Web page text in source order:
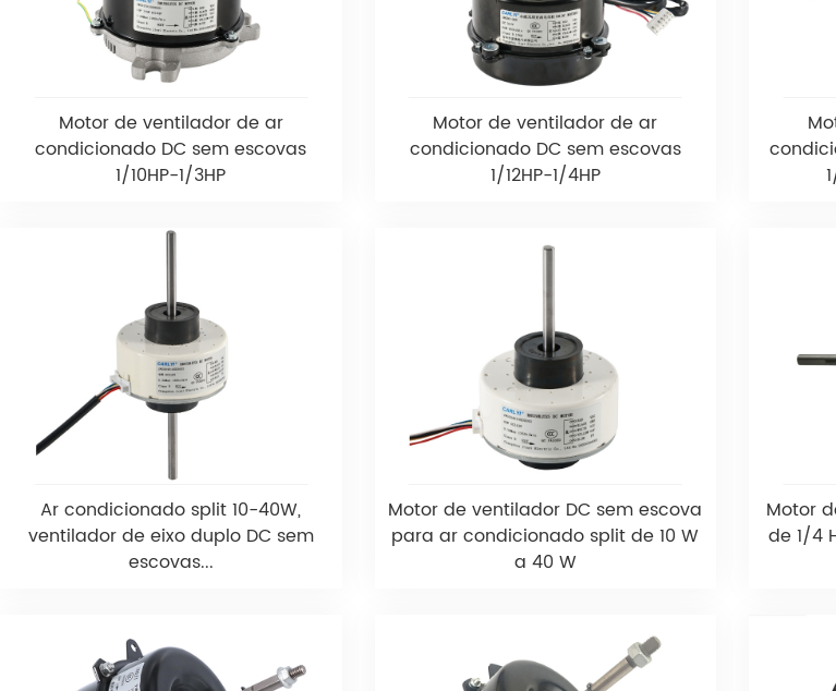
Motor de ventilador de ar
condicionado DC sem escovas
1/10HP-1/3HP
Motor de ventilador de ar
condicionado DC sem escovas
1/12HP-1/4HP
Ar condicionado split 10-40W,
ventilador de eixo duplo DC sem
escovas...
Motor de ventilador DC sem escova
para ar condicionado split de 10 W
a 40 W
Motor
de 1/4